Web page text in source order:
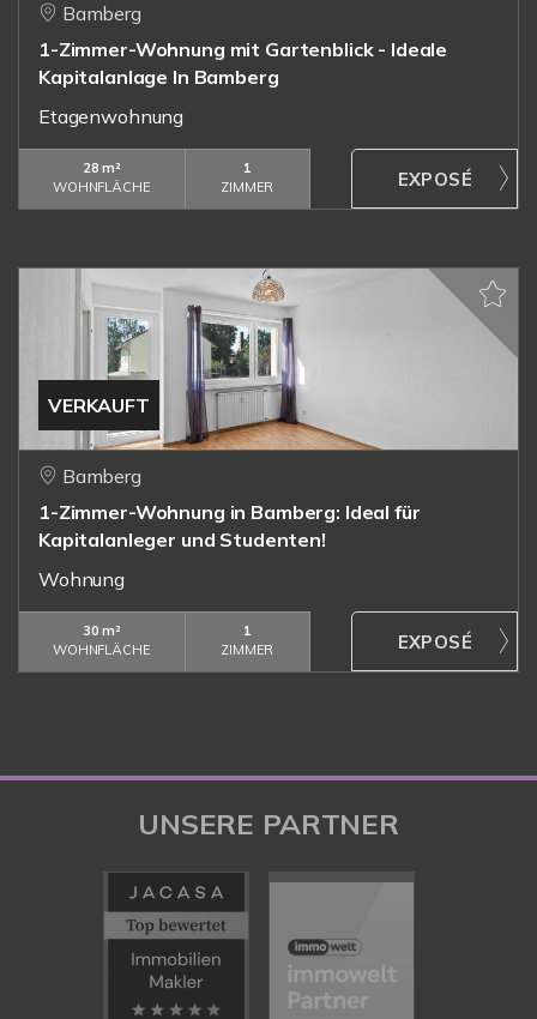
Bamberg
1-Zimmer-Wohnung mit Gartenblick - Ideale
Kapitalanlage In Bamberg
Etagenwohnung
28 m²
WOHNFLÄCHE
1
ZIMMER
VERKAUFT
Bamberg
1-Zimmer-Wohnung in Bamberg: Ideal für
Kapitalanleger und Studenten!
Wohnung
30 m²
WOHNFLÄCHE
1
ZIMMER
UNSERE PARTNER